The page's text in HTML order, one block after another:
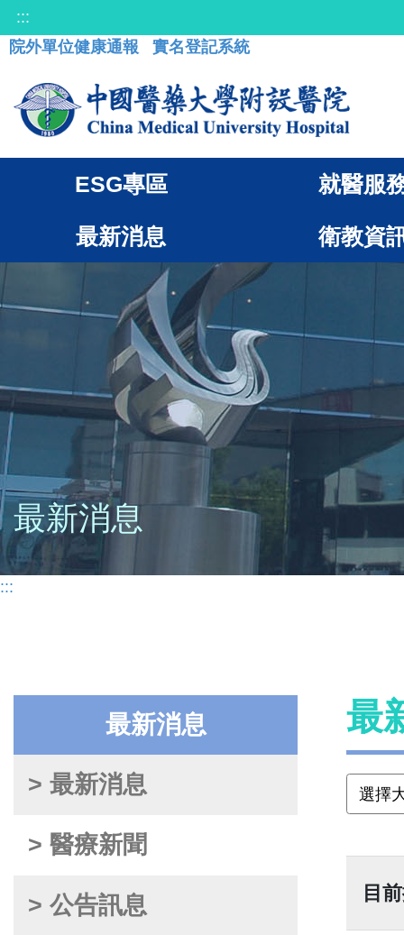
:::
院外單位健康通報
實名登記系統
ESG專區 就醫服
最新消息 衛教資
最新消息
:::
最新消息
> 最新消息
> 醫療新聞
> 公告訊息
最
目